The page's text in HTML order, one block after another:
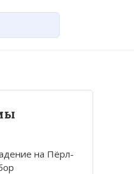
на Пёрл-